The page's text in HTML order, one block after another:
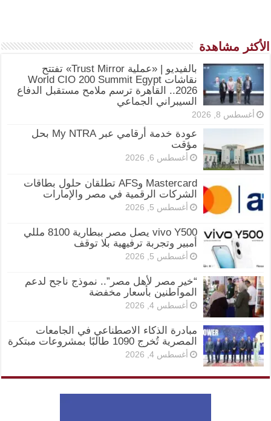
الأكثر مشاهدة
بالفيديو | «عملية Trust Mirror» تفتتح
نقاشات World CIO 200 Summit Egypt
2026.. القاهرة ترسم ملامح مستقبل الدفاع
السيبراني الجماعي
أغسطس 8, 2026
عودة خدمة أرقامي عبر My NTRA بحل
مؤقت
أغسطس 6, 2026
Mastercard وAFS تطلقان حلول بطاقات
الشركات الرقمية في مصر والإمارات
أغسطس 5, 2026
vivo Y500 يصل مصر ببطارية 8100 مللي
أمبير وتجربة ترفيهية بلا توقف
أغسطس 5, 2026
“خير مصر لأهل مصر”.. نموذج ناجح لدعم
المواطنين بأسعار مخفضة
أغسطس 4, 2026
مبادرة الذكاء الاصطناعي في الجامعات
المصرية تُخرج 1090 طالبًا بمشروعات مبتكرة
أغسطس 4, 2026